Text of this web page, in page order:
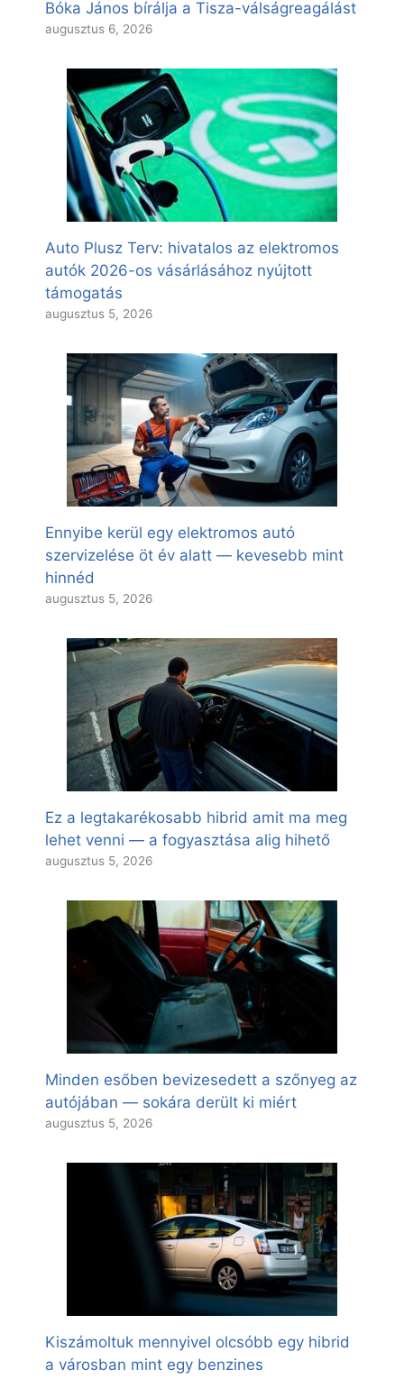
Bóka János bírálja a Tisza-válságreagálást
augusztus 6, 2026
Auto Plusz Terv: hivatalos az elektromos
autók 2026-os vásárlásához nyújtott
támogatás
augusztus 5, 2026
Ennyibe kerül egy elektromos autó
szervizelése öt év alatt — kevesebb mint
hinnéd
augusztus 5, 2026
Ez a legtakarékosabb hibrid amit ma meg
lehet venni — a fogyasztása alig hihető
augusztus 5, 2026
Minden esőben bevizesedett a szőnyeg az
autójában — sokára derült ki miért
augusztus 5, 2026
Kiszámoltuk mennyivel olcsóbb egy hibrid
a városban mint egy benzines